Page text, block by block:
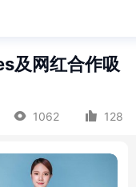
及网红合作吸
1062 128